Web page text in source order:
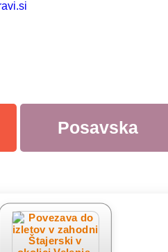
Posavska